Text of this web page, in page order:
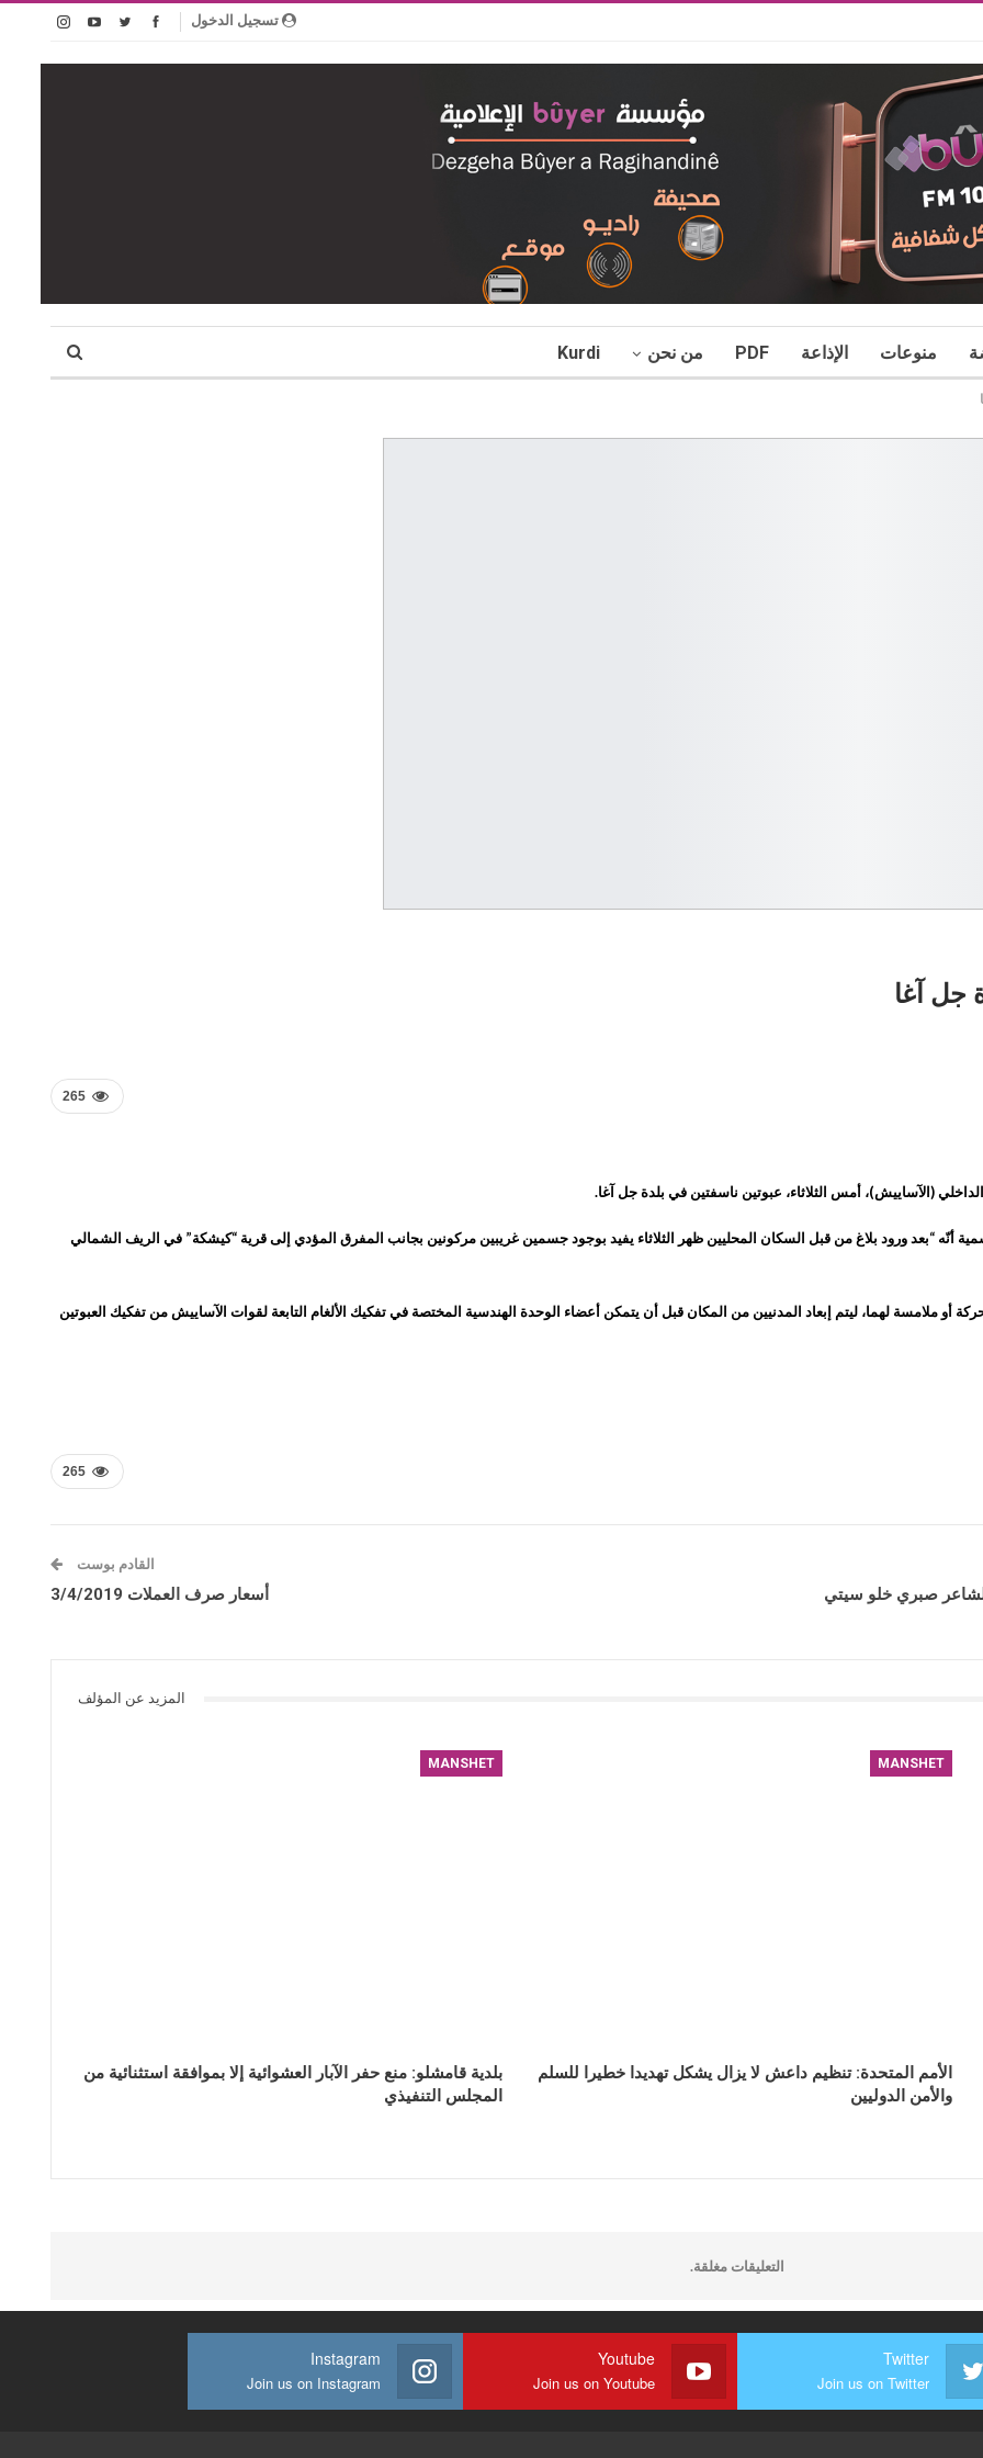
تسجيل الدخول
منوعات الإذاعة PDF من نحن Kurdi
جل آغا
265
(الآساييش)، أمس الثلاثاء، عبوتين ناسفتين في بلدة جل آغا.
أنّه “بعد ورود بلاغ من قبل السكان المحليين ظهر الثلاثاء يفيد بوجود جسمين غريبين مركونين بجانب المفرق المؤدي إلى قرية “كيشكة” في الريف الشمالي
ملامسة لهما، ليتم إبعاد المدنيين من المكان قبل أن يتمكن أعضاء الوحدة الهندسية المختصة في تفكيك الألغام التابعة لقوات الآساييش من تفكيك العبوتين
265
صبري خلو سيتي
القادم بوست
أسعار صرف العملات 3/4/2019
المزيد عن المؤلف
MANSHET
الأمم المتحدة: تنظيم داعش لا يزال يشكل تهديدا خطيرا للسلم
والأمن الدوليين
MANSHET
بلدية قامشلو: منع حفر الآبار العشوائية إلا بموافقة استثنائية من
المجلس التنفيذي
التعليقات مغلقة.
Twitter
Join us on Twitter
Youtube
Join us on Youtube
Instagram
Join us on Instagram